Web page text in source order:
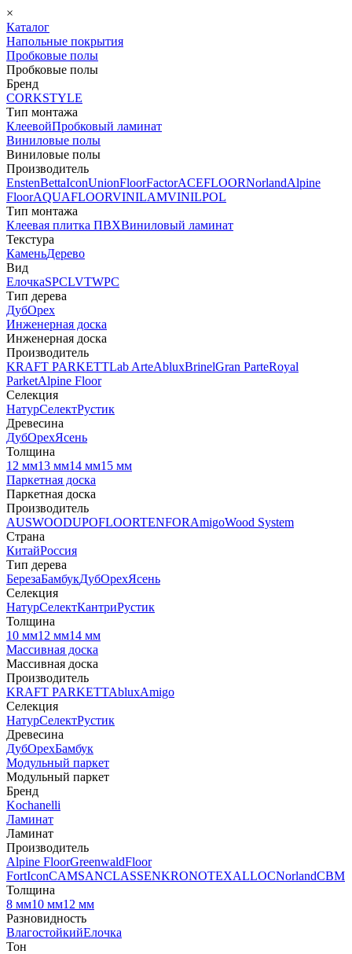
×
Каталог
Напольные покрытия
Пробковые полы
Пробковые полы
Бренд
CORKSTYLE
Тип монтажа
КлеевойПробковый ламинат
Виниловые полы
Виниловые полы
Производитель
EnstenBettaIconUnionFloorFactorACEFLOORNorlandAlpine
FloorAQUAFLOORVINILAMVINILPOL
Тип монтажа
Клеевая плитка ПВХВиниловый ламинат
Текстура
КаменьДерево
Вид
ЕлочкаSPCLVTWPC
Тип дерева
ДубОрех
Инженерная доска
Инженерная доска
Производитель
KRAFT PARKETTLab ArteAbluxBrinelGran ParteRoyal
ParketAlpine Floor
Селекция
НатурСелектРустик
Древесина
ДубОрехЯсень
Толщина
12 мм13 мм14 мм15 мм
Паркетная доска
Паркетная доска
Производитель
AUSWOODUPOFLOORTENFORAmigoWood System
Страна
КитайРоссия
Тип дерева
БерезаБамбукДубОрехЯсень
Селекция
НатурСелектКантриРустик
Толщина
10 мм12 мм14 мм
Массивная доска
Массивная доска
Производитель
KRAFT PARKETTAbluxAmigo
Селекция
НатурСелектРустик
Древесина
ДубОрехБамбук
Модульный паркет
Модульный паркет
Бренд
Kochanelli
Ламинат
Ламинат
Производитель
Alpine FloorGreenwaldFloor
FortIconCAMSANCLASSENKRONOTEXALLOCNorlandCBM
Толщина
8 мм10 мм12 мм
Разновидность
ВлагостойкийЕлочка
Тон